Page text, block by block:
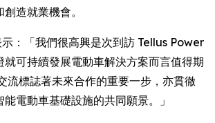
造就業機會。
：「我們很高興是次到訪 Tellus Power
就可持續發展電動車解決方案而言值得期
流標誌著未來合作的重要一步，亦貫徹
電動車基礎設施的共同願景。」